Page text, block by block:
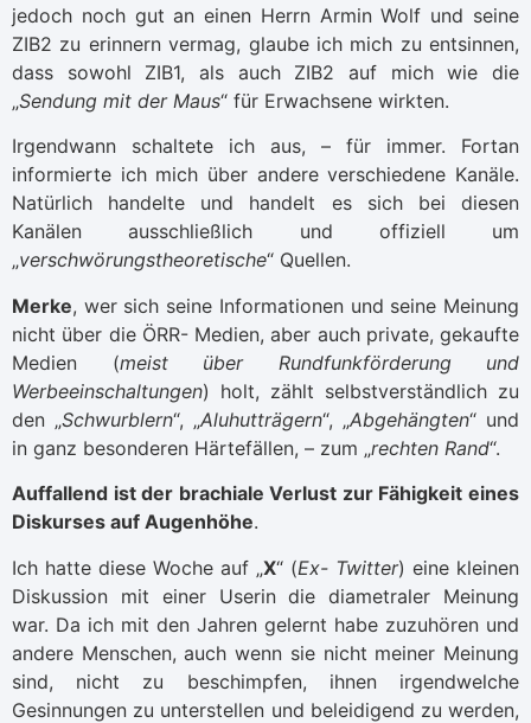
jedoch noch gut an einen Herrn Armin Wolf und seine
ZIB2 zu erinnern vermag, glaube ich mich zu entsinnen,
dass sowohl ZIB1, als auch ZIB2 auf mich wie die
„Sendung mit der Maus“ für Erwachsene wirkten.
Irgendwann schaltete ich aus, – für immer. Fortan
informierte ich mich über andere verschiedene Kanäle.
Natürlich handelte und handelt es sich bei diesen
Kanälen ausschließlich und offiziell um
„verschwörungstheoretische“ Quellen.
Merke, wer sich seine Informationen und seine Meinung
nicht über die ÖRR- Medien, aber auch private, gekaufte
Medien (meist über Rundfunkförderung und
Werbeeinschaltungen) holt, zählt selbstverständlich zu
den „Schwurblern“, „Aluhutträgern“, „Abgehängten“ und
in ganz besonderen Härtefällen, – zum „rechten Rand“.
Auffallend ist der brachiale Verlust zur Fähigkeit eines
Diskurses auf Augenhöhe.
Ich hatte diese Woche auf „X“ (Ex- Twitter) eine kleinen
Diskussion mit einer Userin die diametraler Meinung
war. Da ich mit den Jahren gelernt habe zuzuhören und
andere Menschen, auch wenn sie nicht meiner Meinung
sind, nicht zu beschimpfen, ihnen irgendwelche
Gesinnungen zu unterstellen und beleidigend zu werden,